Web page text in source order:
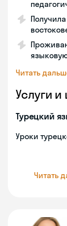
Читать
Услуги
Турецкий
Уроки
Читать